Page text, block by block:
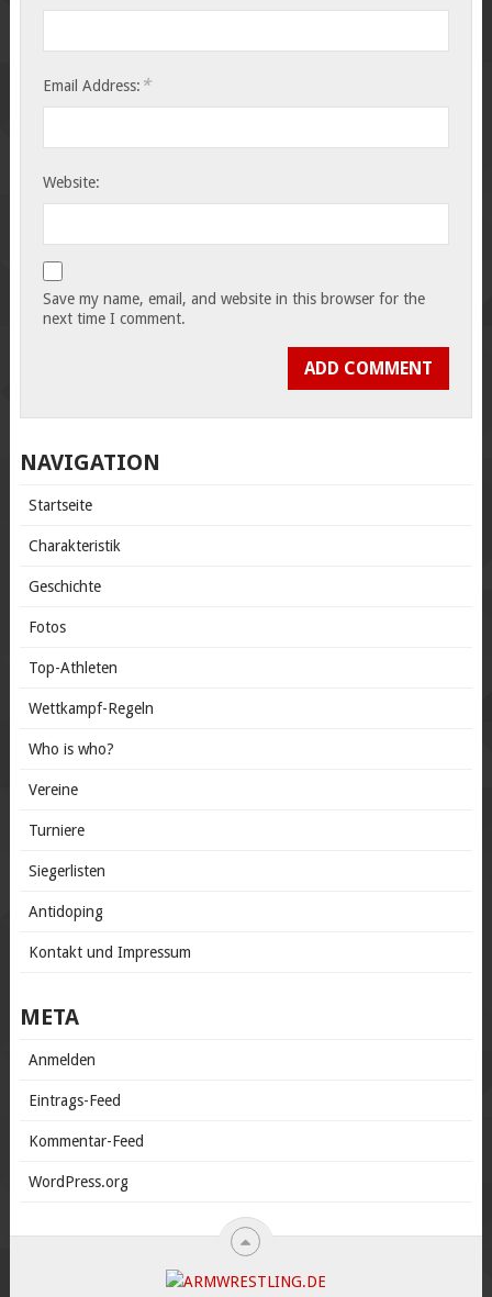
Email Address: *
Website:
Save my name, email, and website in this browser for the
next time I comment.
NAVIGATION
Startseite
Charakteristik
Geschichte
Fotos
Top-Athleten
Wettkampf-Regeln
Who is who?
Vereine
Turniere
Siegerlisten
Antidoping
Kontakt und Impressum
META
Anmelden
Eintrags-Feed
Kommentar-Feed
WordPress.org